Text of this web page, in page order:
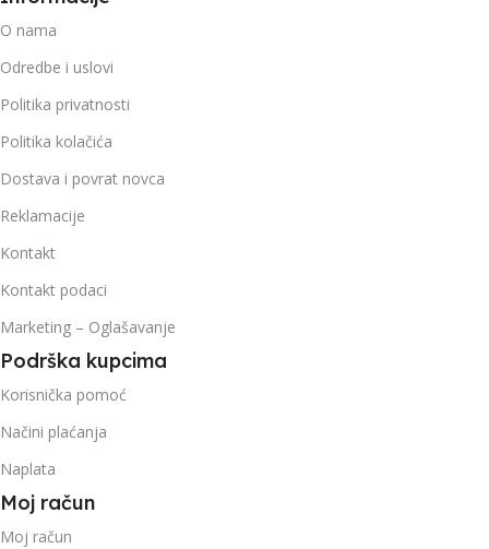
O nama
Odredbe i uslovi
Politika privatnosti
Politika kolačića
Dostava i povrat novca
Reklamacije
Kontakt
Kontakt podaci
Marketing – Oglašavanje
Podrška kupcima
Korisnička pomoć
Načini plaćanja
Naplata
Moj račun
Moj račun